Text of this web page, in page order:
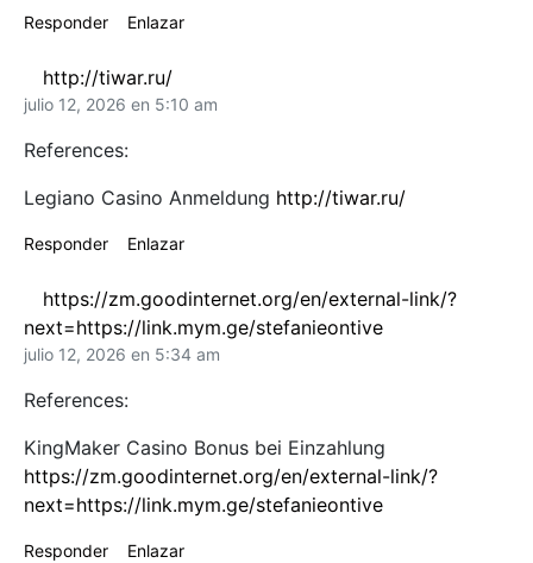
Responder Enlazar
http://tiwar.ru/
julio 12, 2026 en 5:10 am
References:
Legiano Casino Anmeldung http://tiwar.ru/
Responder Enlazar
https://zm.goodinternet.org/en/external-link/?
next=https://link.mym.ge/stefanieontive
julio 12, 2026 en 5:34 am
References:
KingMaker Casino Bonus bei Einzahlung
https://zm.goodinternet.org/en/external-link/?
next=https://link.mym.ge/stefanieontive
Responder Enlazar